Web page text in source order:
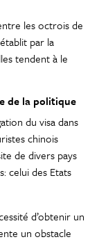
les octrois de
par la
tendent à le
de la politique
du visa dans
chinois
de divers pays
celui des Etats
d’obtenir un
un obstacle